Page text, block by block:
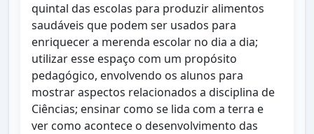
quintal das escolas para produzir alimentos
saudáveis que podem ser usados para
enriquecer a merenda escolar no dia a dia;
utilizar esse espaço com um propósito
pedagógico, envolvendo os alunos para
mostrar aspectos relacionados a disciplina de
Ciências; ensinar como se lida com a terra e
ver como acontece o desenvolvimento das